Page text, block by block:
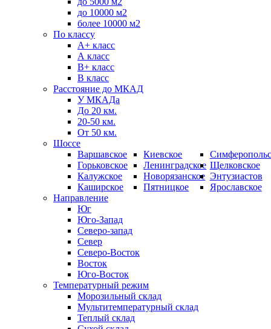
до 10000 м2
более 10000 м2
По классу
A+ класс
А класс
В+ класс
B класс
Расстояние до МКАД
У МКАДа
До 20 км.
20-50 км.
От 50 км.
Шоссе
Варшавское
Горьковское
Калужское
Каширское
Киевское
Ленинградское
Новорязанское
Пятницкое
Щелковское
Энтузиастов
Ярославское
Направление
Юг
Юго-Запад
Северо-запад
Север
Северо-Восток
Восток
Юго-Восток
Температурный режим
Морозильный склад
Мультитемпературный склад
Теплый склад